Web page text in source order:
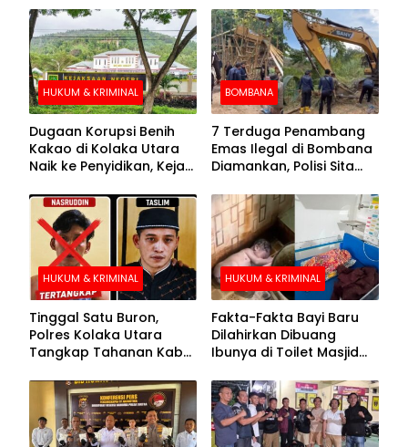
HUKUM & KRIMINAL
Dugaan Korupsi Benih
Kakao di Kolaka Utara
Naik ke Penyidikan, Kejari
BOMBANA
7 Terduga Penambang
Emas Ilegal di Bombana
Diamankan, Polisi Sita
Crusher
HUKUM & KRIMINAL
Tinggal Satu Buron,
Polres Kolaka Utara
Tangkap Tahanan Kabur
Pengejaran
HUKUM & KRIMINAL
Fakta-Fakta Bayi Baru
Dilahirkan Dibuang
Ibunya di Toilet Masjid